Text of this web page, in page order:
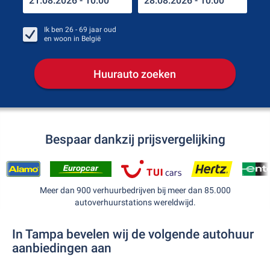
Ik ben 26 - 69 jaar oud
en woon in België
Huurauto zoeken
Bespaar dankzij prijsvergelijking
Meer dan 900 verhuurbedrijven bij meer dan 85.000
autoverhuurstations wereldwijd.
In Tampa bevelen wij de volgende autohuur
aanbiedingen aan